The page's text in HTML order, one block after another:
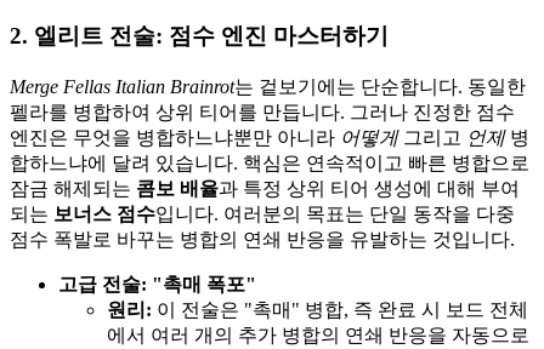
2. 엘리트 전술: 점수 엔진 마스터하기
Merge Fellas Italian Brainrot는 겉보기에는 단순합니다. 동일한
펠라를 병합하여 상위 티어를 만듭니다. 그러나 진정한 점수
엔진은 무엇을 병합하느냐뿐만 아니라 어떻게그리고 언제병
합하느냐에 달려 있습니다. 핵심은 연속적이고 빠른 병합으로
잠금 해제되는 콤보 배율과 특정 상위 티어 생성에 대해 부여
되는 보너스 점수입니다. 여러분의 목표는 단일 동작을 다중
점수 폭발로 바꾸는 병합의 연쇄 반응을 유발하는 것입니다.
고급 전술: "촉매 폭포"
원리: 이 전술은 "촉매" 병합, 즉 완료 시 보드 전체
에서 여러 개의 추가 병합의 연쇄 반응을 자동으로